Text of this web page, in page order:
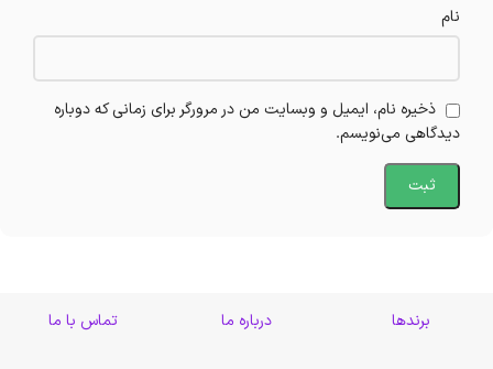
نام
ذخیره نام، ایمیل و وبسایت من در مرورگر برای زمانی که دوباره
دیدگاهی می‌نویسم.
برندها درباره ما تماس با ما